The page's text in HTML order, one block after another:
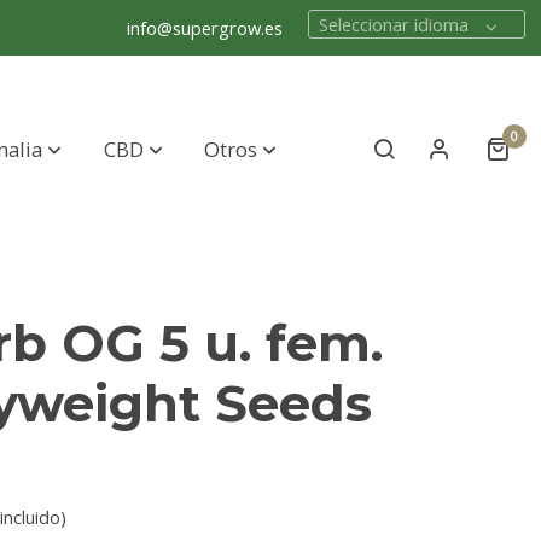
info@supergrow.es Seleccionar idioma
CBD Otros 0
OG 5 u. fem.
Seeds